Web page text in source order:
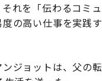
れを「伝わるコミ
の高い仕事を実践
ジョットは、父の